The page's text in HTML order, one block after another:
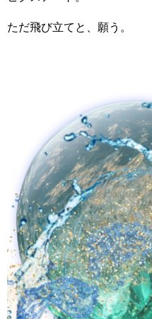
ただ飛び立てと、願う。